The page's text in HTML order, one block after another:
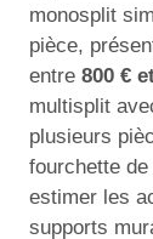
monosplit
pièce,
entre 800 €
multisplit
plusieurs
fourchette de
estimer les
supports